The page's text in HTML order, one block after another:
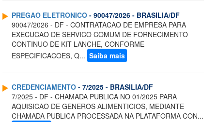
PREGAO ELETRONICO - 90047/2026 - BRASILIA/DF
90047/2026 - DF - CONTRATACAO DE EMPRESA PARA
EXECUCAO DE SERVICO COMUM DE FORNECIMENTO
CONTINUO DE KIT LANCHE, CONFORME
ESPECIFICACOES, Q... Saiba mais
CREDENCIAMENTO - 7/2025 - BRASILIA/DF
7/2025 - DF - CHAMADA PUBLICA NO 01/2025 PARA
AQUISICAO DE GENEROS ALIMENTICIOS, MEDIANTE
CHAMADA PUBLICA PROCESSADA NA PLATAFORMA CON...